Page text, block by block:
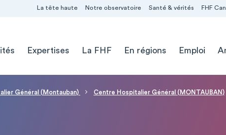
La tête haute Notre observatoire Santé & vérités FHF
Expertises La FHF En régions Emploi
Général (Montauban) Centre Hospitalier Général (MONTAUBAN)